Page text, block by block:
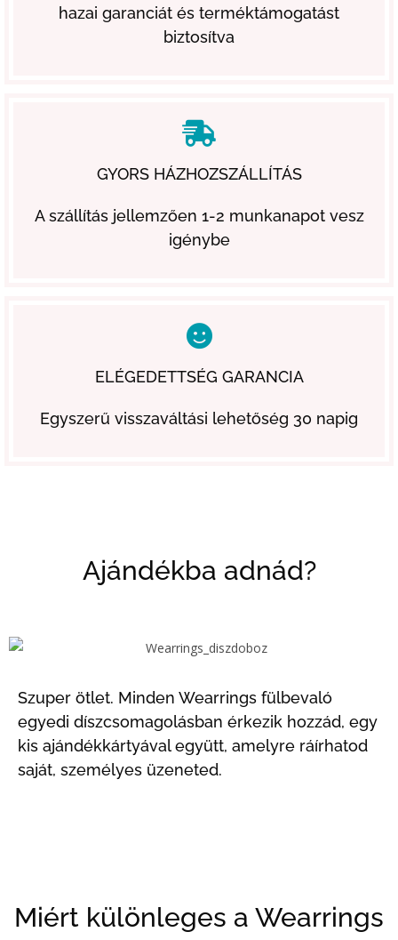
hazai garanciát és terméktámogatást
biztosítva
GYORS HÁZHOZSZÁLLÍTÁS
A szállítás jellemzően 1-2 munkanapot vesz
igénybe
ELÉGEDETTSÉG GARANCIA
Egyszerű visszaváltási lehetőség 30 napig
Ajándékba adnád?
Szuper ötlet. Minden Wearrings fülbevaló
egyedi díszcsomagolásban érkezik hozzád, egy
kis ajándékkártyával együtt, amelyre ráírhatod
saját, személyes üzeneted.
Miért különleges a Wearrings